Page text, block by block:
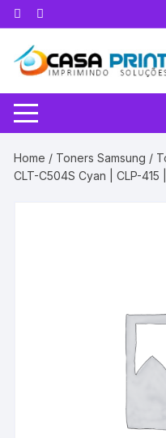
Pular
para
conteúdo
Home / Toners Samsung /
CLT-C504S Cyan | CLP-